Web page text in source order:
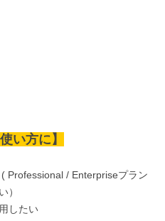
い方に】
Professional / Enterpriseプラン
）
したい